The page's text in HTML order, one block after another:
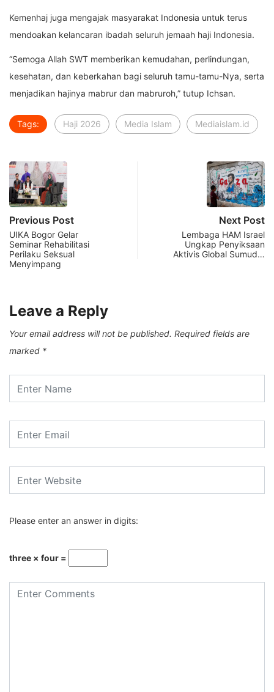
Kemenhaj juga mengajak masyarakat Indonesia untuk terus
mendoakan kelancaran ibadah seluruh jemaah haji Indonesia.
“Semoga Allah SWT memberikan kemudahan, perlindungan,
kesehatan, dan keberkahan bagi seluruh tamu-tamu-Nya, serta
menjadikan hajinya mabrur dan mabruroh,” tutup Ichsan.
Tags: Haji 2026 Media Islam Mediaislam.id
Previous Post
UIKA Bogor Gelar
Seminar Rehabilitasi
Perilaku Seksual
Menyimpang
Next Post
Lembaga HAM Israel
Ungkap Penyiksaan
Aktivis Global Sumud…
Leave a Reply
Your email address will not be published. Required fields are
marked *
Please enter an answer in digits:
three × four =